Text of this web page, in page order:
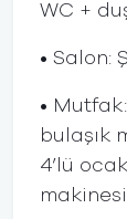
WC +
• Salon:
•
bulaşık
4’lü